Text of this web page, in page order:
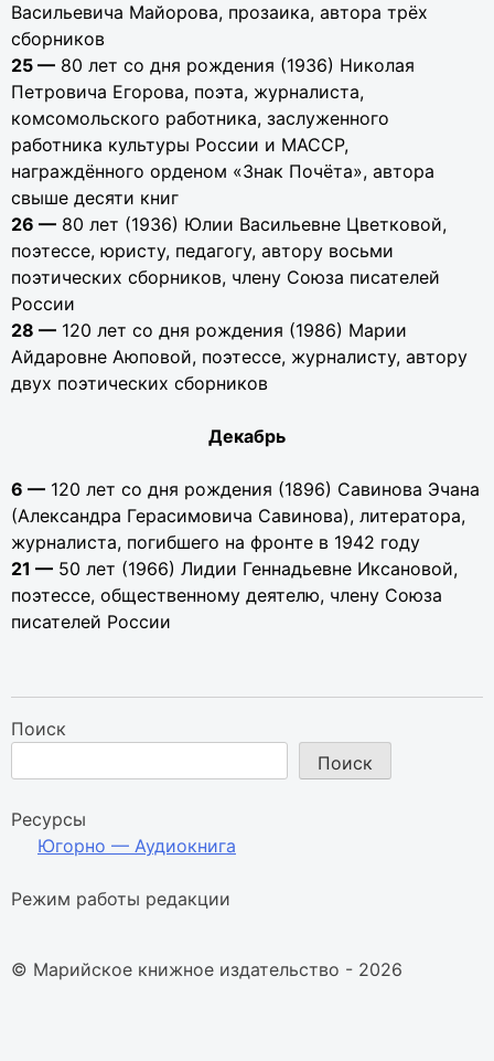
Васильевича Майорова, прозаика, автора трёх
сборников
25 — 80 лет со дня рождения (1936) Николая
Петровича Егорова, поэта, журналиста,
комсомольского работника, заслуженного
работника культуры России и МАССР,
награждённого орденом «Знак Почёта», автора
свыше десяти книг
26 — 80 лет (1936) Юлии Васильевне Цветковой,
поэтессе, юристу, педагогу, автору восьми
поэтических сборников, члену Союза писателей
России
28 — 120 лет со дня рождения (1986) Марии
Айдаровне Аюповой, поэтессе, журналисту, автору
двух поэтических сборников
Декабрь
6 — 120 лет со дня рождения (1896) Савинова Эчана
(Александра Герасимовича Савинова), литератора,
журналиста, погибшего на фронте в 1942 году
21 — 50 лет (1966) Лидии Геннадьевне Иксановой,
поэтессе, общественному деятелю, члену Союза
писателей России
Поиск
Поиск
Ресурсы
Югорно — Аудиокнига
Режим работы редакции
© Марийское книжное издательство - 2026